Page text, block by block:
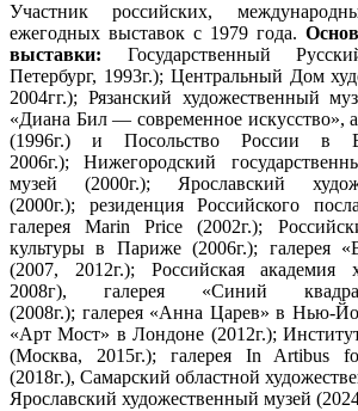
Участник российских,
ежегодных выставок с 1979 года.
выставки: Государственный
Петербург, 1993г.); Центральный Дом
2004гг.); Рязанский художественный
«Диана Бил — современное искусство»,
(1996г.) и Посольство России в
2006г.); Нижегородский
музей (2000г.); Ярославский
(2000г.); резиденция Российского
галерея Marin Price (2002г.);
культуры в Париже (2006г.); галерея
(2007, 2012г.); Российская академия
2008г), галерея «Синий
(2008г.); галерея «Анна Царев» в Нью-
«Арт Мост» в Лондоне (2012г.);
(Москва, 2015г.); галерея In Artibus
(2018г.), Самарский областной
Ярославский художественный музей